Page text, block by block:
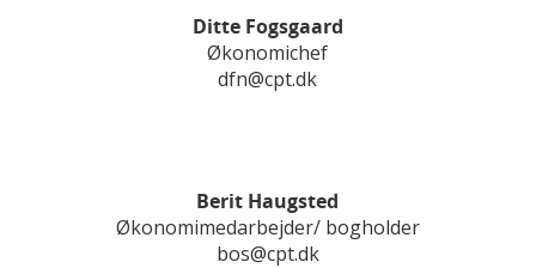
Ditte Fogsgaard
Økonomichef
dfn@cpt.dk
Berit Haugsted
Økonomimedarbejder/ bogholder
bos@cpt.dk